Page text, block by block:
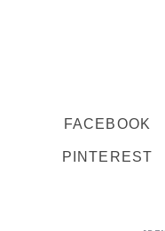
FACEBOOK
PINTEREST